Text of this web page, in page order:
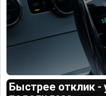
Быстрее отклик -